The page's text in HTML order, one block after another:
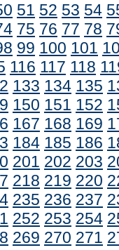
51 52 53 54
75 76 77 78
99 100 101
116 117 118
133 134 135
150 151 152
167 168 169
184 185 186
201 202 203
218 219 220
235 236 237
252 253 254
269 270 271